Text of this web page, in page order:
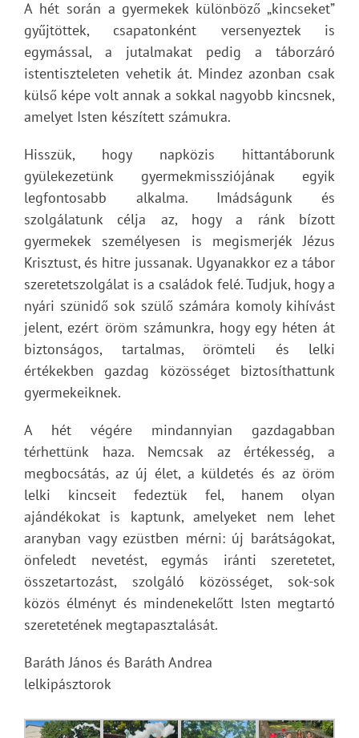
A hét során a gyermekek különböző „kincseket”
gyűjtöttek, csapatonként versenyeztek is
egymással, a jutalmakat pedig a táborzáró
istentiszteleten vehetik át. Mindez azonban csak
külső képe volt annak a sokkal nagyobb kincsnek,
amelyet Isten készített számukra.
Hisszük, hogy napközis hittantáborunk
gyülekezetünk gyermekmissziójának egyik
legfontosabb alkalma. Imádságunk és
szolgálatunk célja az, hogy a ránk bízott
gyermekek személyesen is megismerjék Jézus
Krisztust, és hitre jussanak. Ugyanakkor ez a tábor
szeretetszolgálat is a családok felé. Tudjuk, hogy a
nyári szünidő sok szülő számára komoly kihívást
jelent, ezért öröm számunkra, hogy egy héten át
biztonságos, tartalmas, örömteli és lelki
értékekben gazdag közösséget biztosíthattunk
gyermekeiknek.
A hét végére mindannyian gazdagabban
térhettünk haza. Nemcsak az értékesség, a
megbocsátás, az új élet, a küldetés és az öröm
lelki kincseit fedeztük fel, hanem olyan
ajándékokat is kaptunk, amelyeket nem lehet
aranyban vagy ezüstben mérni: új barátságokat,
önfeledt nevetést, egymás iránti szeretetet,
összetartozást, szolgáló közösséget, sok-sok
közös élményt és mindenekelőtt Isten megtartó
szeretetének megtapasztalását.
Baráth János és Baráth Andrea
lelkipásztorok